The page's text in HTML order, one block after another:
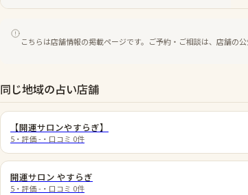
こちらは店舗情報の掲載ページです。ご予約・ご相談は、店舗の
同じ地域の占い店舗
【開運サロンやすらぎ】
5 ・評価 - ・口コミ 0件
開運サロン やすらぎ
5 ・評価 - ・口コミ 0件